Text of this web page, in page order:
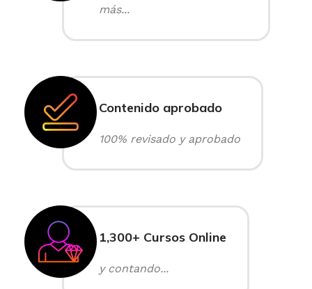
más...
Contenido aprobado
100% revisado y aprobado
1,300+ Cursos Online
y contando...